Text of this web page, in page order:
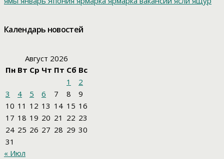
Календарь новостей
Август 2026
Пн Вт Ср Чт Пт Сб Вс
1
2
3
4 5 6 7 8
9
10 11 12 13 14 15 16
17 18 19 20 21 22 23
24 25 26 27 28 29 30
31
« Июл